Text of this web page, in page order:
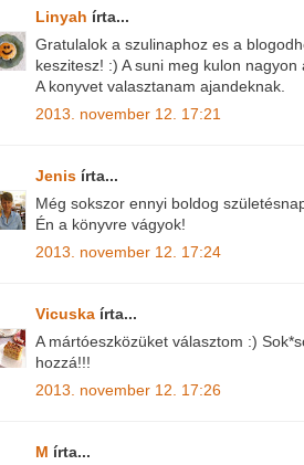
Linyah írta...
Gratulalok a szulinaphoz es a
keszitesz! :) A suni meg kulon nagyon
A konyvet valasztanam ajandeknak.
2013. november 12. 17:21
Jenis írta...
Még sokszor ennyi boldog
Én a könyvre vágyok!
2013. november 12. 17:24
Vicuska írta...
A mártóeszközüket választom :)
hozzá!!!
2013. november 12. 17:26
M írta...